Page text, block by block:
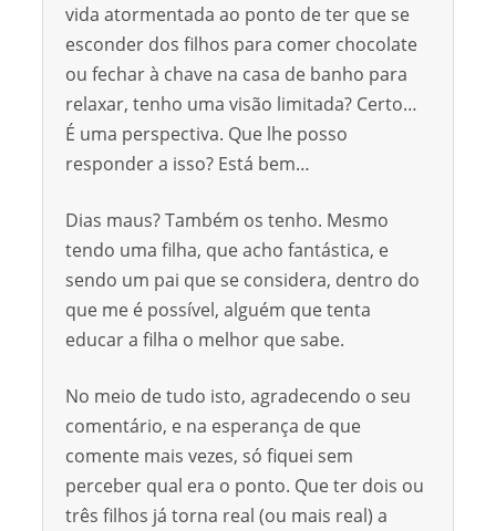
vida atormentada ao ponto de ter que se
esconder dos filhos para comer chocolate
ou fechar à chave na casa de banho para
relaxar, tenho uma visão limitada? Certo…
É uma perspectiva. Que lhe posso
responder a isso? Está bem…
Dias maus? Também os tenho. Mesmo
tendo uma filha, que acho fantástica, e
sendo um pai que se considera, dentro do
que me é possível, alguém que tenta
educar a filha o melhor que sabe.
No meio de tudo isto, agradecendo o seu
comentário, e na esperança de que
comente mais vezes, só fiquei sem
perceber qual era o ponto. Que ter dois ou
três filhos já torna real (ou mais real) a